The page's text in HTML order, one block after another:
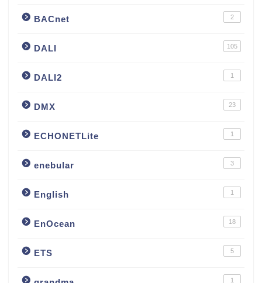
BACnet 2
DALI 105
DALI2 1
DMX 23
ECHONETLite 1
enebular 3
English 1
EnOcean 18
ETS 5
1